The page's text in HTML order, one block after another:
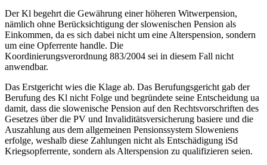
Der Kl begehrt die Gewährung einer höheren Witwerpension,
nämlich ohne Berücksichtigung der slowenischen Pension als
Einkommen, da es sich dabei nicht um eine Alterspension, sondern
um eine Opferrente handle. Die
Koordinierungsverordnung 883/2004 sei in diesem Fall nicht
anwendbar.
Das Erstgericht wies die Klage ab. Das Berufungsgericht gab der
Berufung des Kl nicht Folge und begründete seine Entscheidung ua
damit, dass die slowenische Pension auf den Rechtsvorschriften des
Gesetzes über die PV und Invaliditätsversicherung basiere und die
Auszahlung aus dem allgemeinen Pensionssystem Sloweniens
erfolge, weshalb diese Zahlungen nicht als Entschädigung iSd
Kriegsopferrente, sondern als Alterspension zu qualifizieren seien.